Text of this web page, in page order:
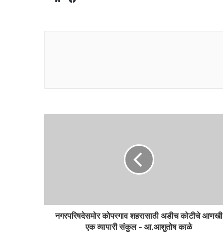
नगरपरिषदेसमोर कोपरगाव शहरासाठी अडीच कोटीचे आणखी
एक व्यापारी संकुल - आ.आशुतोष काळे